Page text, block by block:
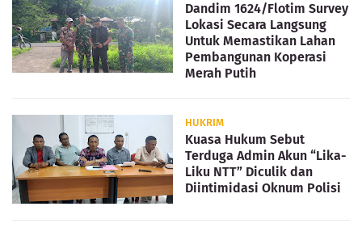
Dandim 1624/Flotim Survey
Lokasi Secara Langsung
Untuk Memastikan Lahan
Pembangunan Koperasi
Merah Putih
HUKRIM
Kuasa Hukum Sebut
Terduga Admin Akun “Lika-
Liku NTT” Diculik dan
Diintimidasi Oknum Polisi